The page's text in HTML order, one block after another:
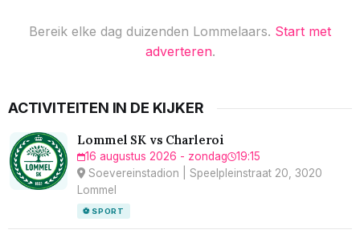
Bereik elke dag duizenden Lommelaars. Start met
adverteren.
ACTIVITEITEN IN DE KIJKER
Lommel SK vs Charleroi
16 augustus 2026 - zondag
19:15
Soevereinstadion | Speelpleinstraat 20, 3020
Lommel
⚽ SPORT